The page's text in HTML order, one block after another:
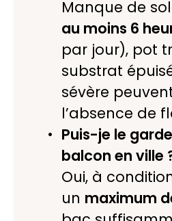
Manque de
au moins 6
par jour), pot
substrat
sévère
l’absence de
Puis-je le
balcon en ville
Oui, à
un maximum